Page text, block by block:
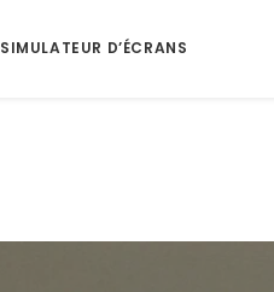
SIMULATEUR D’ÉCRANS